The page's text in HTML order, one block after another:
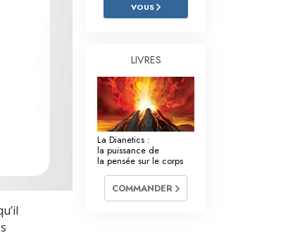
L’échelle des tons émotionnels
Des outils pour le monde du travail
L’éthique et les conditions
La raison de l’oppression
Les investigations
Les fondements de l’organisation
VOUS
LIVRES
La Dianetics :
la puissance de
la pensée sur le corps
COMMANDER